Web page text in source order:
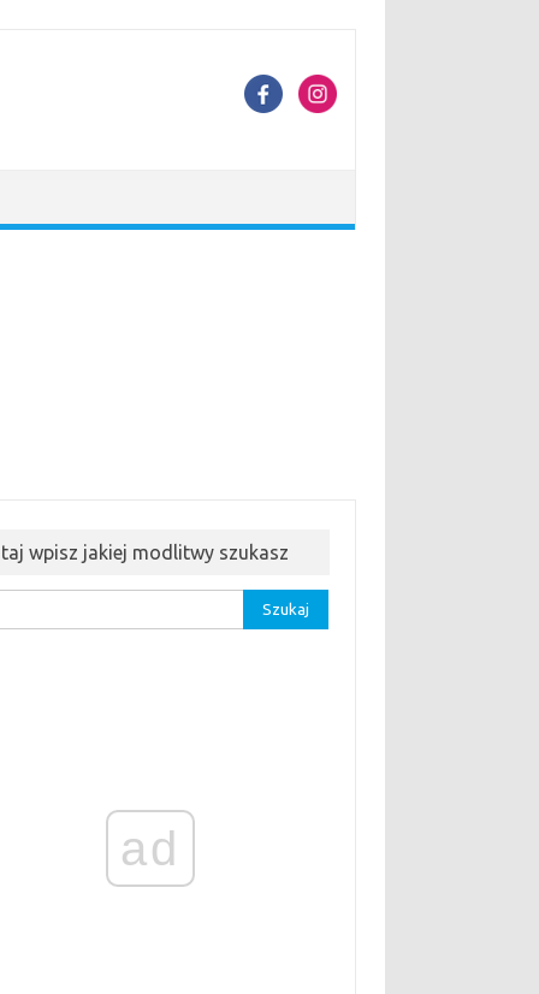
wpisz jakiej modlitwy szukasz
ad